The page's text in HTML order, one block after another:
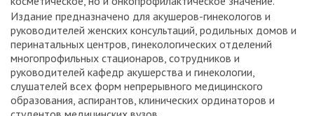
Издание предназначено для акушеров-гинекологов и
руководителей женских консультаций, родильных домов и
перинатальных центров, гинекологических отделений
многопрофильных стационаров, сотрудников и
руководителей кафедр акушерства и гинекологии,
слушателей всех форм непрерывного медицинского
образования, аспирантов, клинических ординаторов и